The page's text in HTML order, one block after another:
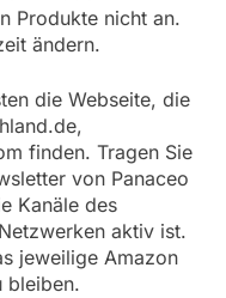
Produkte nicht an.
ändern.
die Webseite, die
finden. Tragen Sie
von Panaceo
Kanäle des
aktiv ist.
jeweilige Amazon
bleiben.